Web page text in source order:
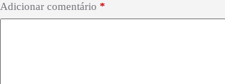
Adicionar comentário *